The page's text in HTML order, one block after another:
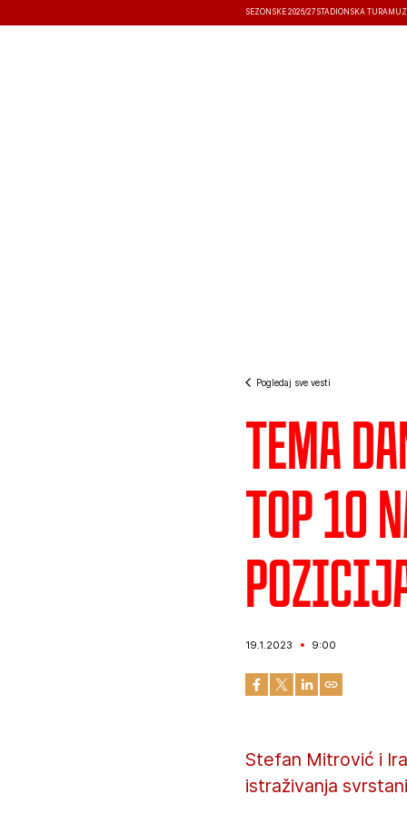
SEZONSKE 2026/27 STADIONSKA TURA
Pogledaj sve vesti
Tema
TOP
19.1.2023 9:00
Stefan Mitrović i
istraživanja